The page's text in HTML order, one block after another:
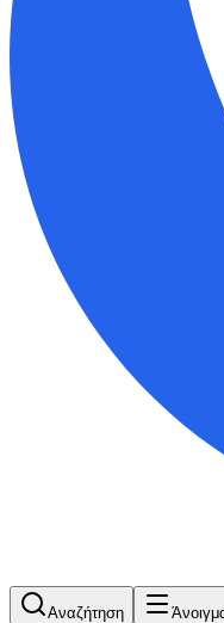
Αναζήτηση